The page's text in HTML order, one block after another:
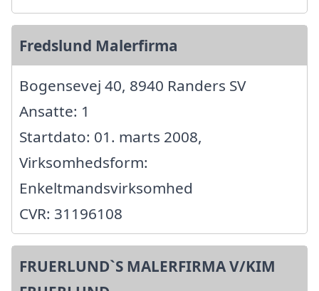
Fredslund Malerfirma
Bogensevej 40, 8940 Randers SV
Ansatte: 1
Startdato: 01. marts 2008,
Virksomhedsform:
Enkeltmandsvirksomhed
CVR: 31196108
FRUERLUND`S MALERFIRMA V/KIM